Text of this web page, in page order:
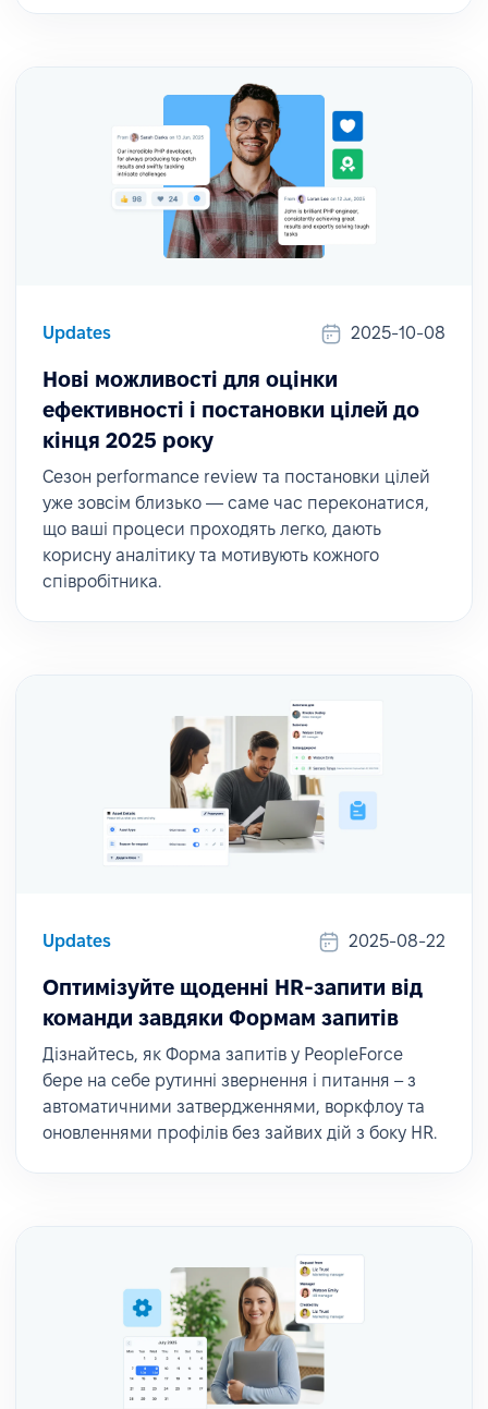
Updates 2025-10-08
Нові можливості для оцінки
ефективності і постановки цілей до
кінця 2025 року
Сезон performance review та постановки цілей
уже зовсім близько — саме час переконатися,
що ваші процеси проходять легко, дають
корисну аналітику та мотивують кожного
співробітника.
Updates 2025-08-22
Оптимізуйте щоденні HR-запити від
команди завдяки Формам запитів
Дізнайтесь, як Форма запитів у PeopleForce
бере на себе рутинні звернення і питання – з
автоматичними затвердженнями, воркфлоу та
оновленнями профілів без зайвих дій з боку HR.